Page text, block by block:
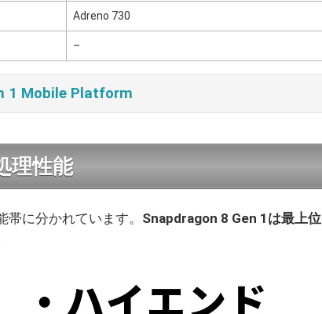
Adreno 730
–
1 Mobile Platform
理性能
に分かれています。 Snapdragon 8 Gen 1 は最上位